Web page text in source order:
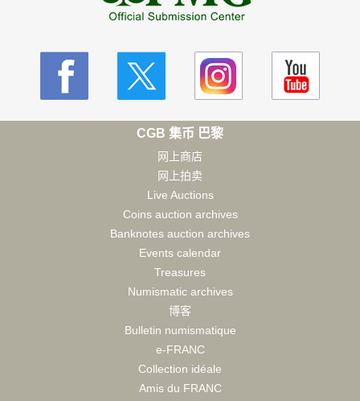
CGB 集币 巴黎
网上商店
网上拍卖
Live Auctions
Coins auction archives
Banknotes auction archives
Events calendar
Treasures
Numismatic archives
博客
Bulletin numismatique
e-FRANC
Collection idéale
Amis du FRANC